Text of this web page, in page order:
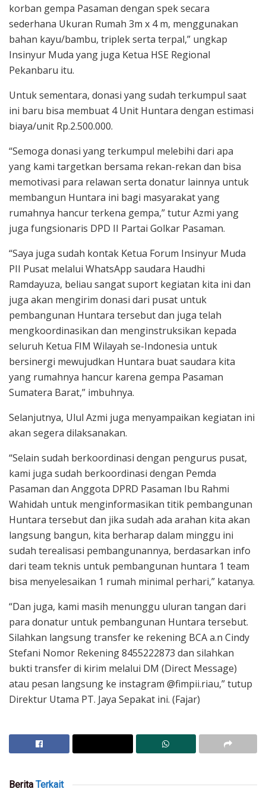
korban gempa Pasaman dengan spek secara
sederhana Ukuran Rumah 3m x 4 m, menggunakan
bahan kayu/bambu, triplek serta terpal,” ungkap
Insinyur Muda yang juga Ketua HSE Regional
Pekanbaru itu.
Untuk sementara, donasi yang sudah terkumpul saat
ini baru bisa membuat 4 Unit Huntara dengan estimasi
biaya/unit Rp.2.500.000.
“Semoga donasi yang terkumpul melebihi dari apa
yang kami targetkan bersama rekan-rekan dan bisa
memotivasi para relawan serta donatur lainnya untuk
membangun Huntara ini bagi masyarakat yang
rumahnya hancur terkena gempa,” tutur Azmi yang
juga fungsionaris DPD II Partai Golkar Pasaman.
“Saya juga sudah kontak Ketua Forum Insinyur Muda
PII Pusat melalui WhatsApp saudara Haudhi
Ramdayuza, beliau sangat suport kegiatan kita ini dan
juga akan mengirim donasi dari pusat untuk
pembangunan Huntara tersebut dan juga telah
mengkoordinasikan dan menginstruksikan kepada
seluruh Ketua FIM Wilayah se-Indonesia untuk
bersinergi mewujudkan Huntara buat saudara kita
yang rumahnya hancur karena gempa Pasaman
Sumatera Barat,” imbuhnya.
Selanjutnya, Ulul Azmi juga menyampaikan kegiatan ini
akan segera dilaksanakan.
“Selain sudah berkoordinasi dengan pengurus pusat,
kami juga sudah berkoordinasi dengan Pemda
Pasaman dan Anggota DPRD Pasaman Ibu Rahmi
Wahidah untuk menginformasikan titik pembangunan
Huntara tersebut dan jika sudah ada arahan kita akan
langsung bangun, kita berharap dalam minggu ini
sudah terealisasi pembangunannya, berdasarkan info
dari team teknis untuk pembangunan huntara 1 team
bisa menyelesaikan 1 rumah minimal perhari,” katanya.
“Dan juga, kami masih menunggu uluran tangan dari
para donatur untuk pembangunan Huntara tersebut.
Silahkan langsung transfer ke rekening BCA a.n Cindy
Stefani Nomor Rekening 8455222873 dan silahkan
bukti transfer di kirim melalui DM (Direct Message)
atau pesan langsung ke instagram @fimpii.riau,” tutup
Direktur Utama PT. Jaya Sepakat ini. (Fajar)
Berita Terkait